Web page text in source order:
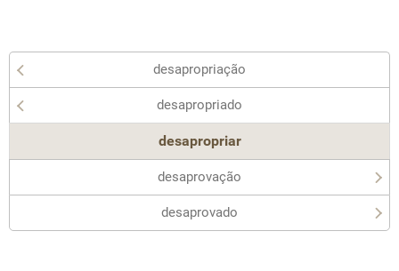
desapropriação
desapropriado
desapropriar
desaprovação
desaprovado